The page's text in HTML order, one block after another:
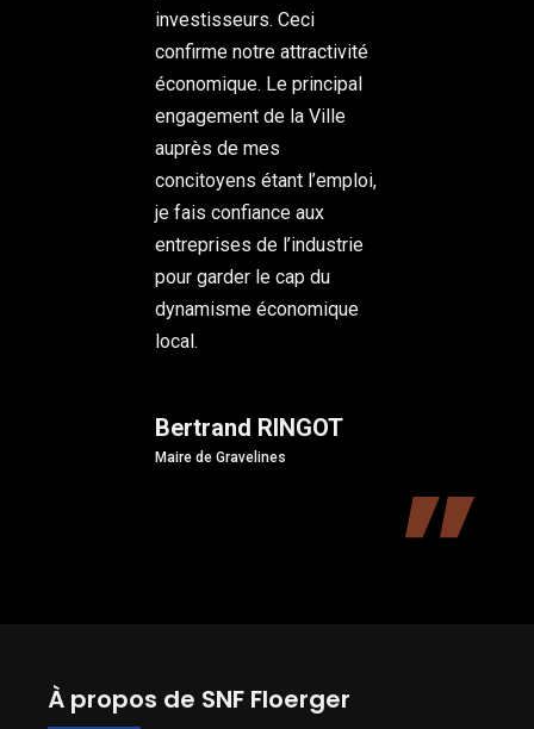
investisseurs. Ceci
confirme notre attractivité
économique. Le principal
engagement de la Ville
auprès de mes
concitoyens étant l’emploi,
je fais confiance aux
entreprises de l’industrie
pour garder le cap du
dynamisme économique
local.
Bertrand RINGOT
Maire de Gravelines
À propos de SNF Floerger